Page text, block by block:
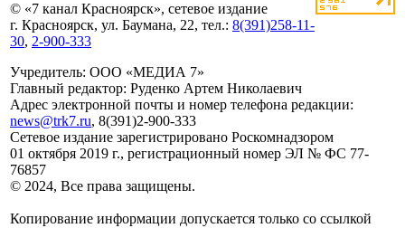
© «7 канал Красноярск», сетевое издание
г. Красноярск, ул. Баумана, 22, тел.: 8(391)258-11-
30, 2-900-333
Учредитель: ООО «МЕДИА 7»
Главный редактор: Руденко Артем Николаевич
Адрес электронной почты и номер телефона редакции:
news@trk7.ru, 8(391)2-900-333
Сетевое издание зарегистрировано Роскомнадзором
01 октября 2019 г., регистрационный номер ЭЛ № ФС 77-
76857
© 2024, Все права защищены.
Копирование информации допускается только со ссылкой